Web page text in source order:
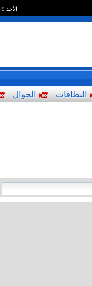
الأحد 9 أغسطس 2026
البطاقات الجوال
-